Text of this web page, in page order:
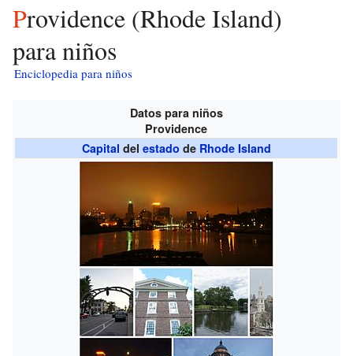
Providence (Rhode Island)
para niños
Enciclopedia para niños
Datos para niños
Providence
Capital del estado de Rhode Island